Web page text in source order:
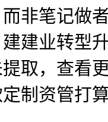
非笔记做
建业转型
取，查看
制资管打